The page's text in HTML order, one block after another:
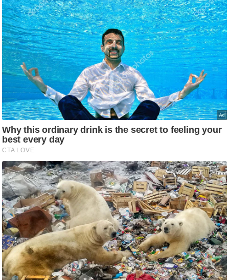
ध
र्म
ज्यो
ति
ष
भु
म
हि
मा
/
ध
र्म
स्थ
ल
व्र
त
त्यो
हा
र